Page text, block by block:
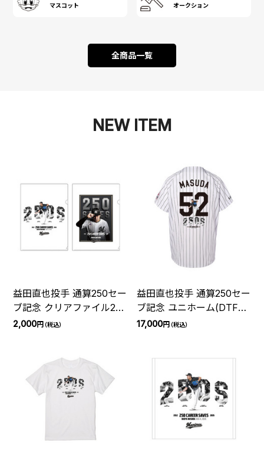
マスコット オークション
全商品一覧
NEW ITEM
益田直也投手 通算250セー
ブ記念 クリアファイル2枚
セット
2,000円（税込）
益田直也投手 通算250セー
ブ記念 ユニホーム(DTF加
工)(歴代ビジュアル)
17,000円（税込）